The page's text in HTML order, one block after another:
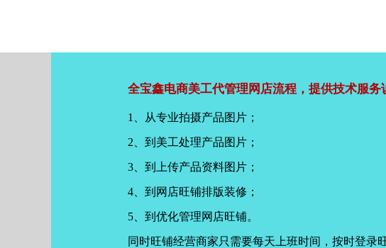
全宝鑫电商美工代管理网店流程，提供技术服务
1、从专业拍摄产品图片；
2、到美工处理产品图片；
3、到上传产品资料图片；
4、到网店旺铺排版装修；
5、到优化管理网店旺铺。
同时旺铺经营商家只需要每天上班时间，按时登录